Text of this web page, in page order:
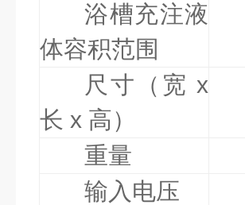
浴槽充注液
体容积范围
尺寸（宽 x
长 x 高）
重量
输入电压